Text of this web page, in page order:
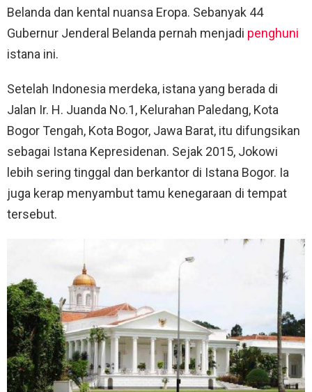
Belanda dan kental nuansa Eropa. Sebanyak 44
Gubernur Jenderal Belanda pernah menjadi penghuni
istana ini.
Setelah Indonesia merdeka, istana yang berada di
Jalan Ir. H. Juanda No.1, Kelurahan Paledang, Kota
Bogor Tengah, Kota Bogor, Jawa Barat, itu difungsikan
sebagai Istana Kepresidenan. Sejak 2015, Jokowi
lebih sering tinggal dan berkantor di Istana Bogor. Ia
juga kerap menyambut tamu kenegaraan di tempat
tersebut.